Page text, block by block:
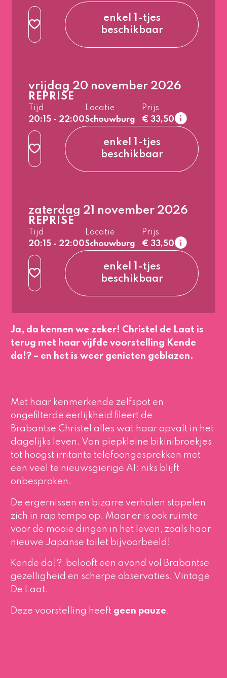
normaal
3e rang
beperkt zicht
normaal
enkel 1-tjes
beschikbaar
vrijdag 20 november 2026
REPRISE
Tijd
20:15 - 22:00
Locatie
Schouwburg
Prijs
€ 33,50
normaal
2e rang
normaal
3e rang
beperkt zicht
normaal
enkel 1-tjes
beschikbaar
zaterdag 21 november 2026
REPRISE
Tijd
20:15 - 22:00
Locatie
Schouwburg
Prijs
€ 33,50
normaal
2e rang
normaal
3e rang
beperkt zicht
normaal
enkel 1-tjes
beschikbaar
Ja, da kennen we zeker! Christel de Laat is
terug met haar vijfde voorstelling Kende
da!?– en het is weer genieten geblazen.
Met haar kenmerkende zelfspot en
ongefilterde eerlijkheid fileert de
Brabantse Christel alles wat haar opvalt in het
dagelijks leven. Van piepkleine bikinibroekjes
tot hoogst irritante telefoongesprekken met
een veel te nieuwsgierige AI: niks blijft
onbesproken.
De ergernissen en bizarre verhalen stapelen
zich in rap tempo op. Maar er is ook ruimte
voor de mooie dingen in het leven, zoals haar
nieuwe Japanse toilet bijvoorbeeld!
Kende da!? belooft een avond vol Brabantse
gezelligheid en scherpe observaties. Vintage
De Laat.
Deze voorstelling heeft geen pauze.